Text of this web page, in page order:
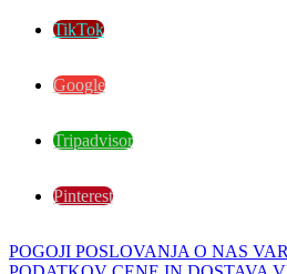
TikTok
Google
Tripadvisor
Pinterest
POGOJI POSLOVANJA O NAS